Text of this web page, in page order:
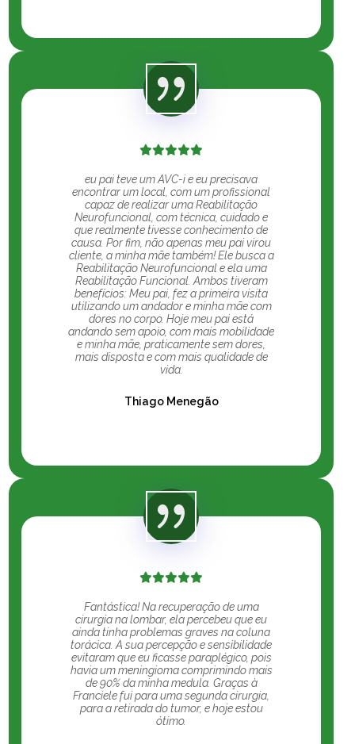
eu pai teve um AVC-i e eu precisava
encontrar um local, com um profissional
capaz de realizar uma Reabilitação
Neurofuncional, com técnica, cuidado e
que realmente tivesse conhecimento de
causa. Por fim, não apenas meu pai virou
cliente, a minha mãe também! Ele busca a
Reabilitação Neurofuncional e ela uma
Reabilitação Funcional. Ambos tiveram
benefícios: Meu pai, fez a primeira visita
utilizando um andador e minha mãe com
dores no corpo. Hoje meu pai está
andando sem apoio, com mais mobilidade
e minha mãe, praticamente sem dores,
mais disposta e com mais qualidade de
vida.
Thiago Menegão
Fantástica! Na recuperação de uma
cirurgia na lombar, ela percebeu que eu
ainda tinha problemas graves na coluna
torácica. A sua percepção e sensibilidade
evitaram que eu ficasse paraplégico, pois
havia um meningioma comprimindo mais
de 90% da minha medula. Graças à
Franciele fui para uma segunda cirurgia,
para a retirada do tumor, e hoje estou
ótimo.